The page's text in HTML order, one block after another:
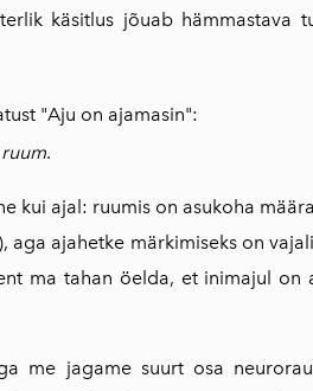
käsitlus jõuab hämmastava
"Aju on ajamasin":
ruum.
kui ajal: ruumis on asu­koha
aga ajahetke märkimiseks on
ma tahan öelda, et inimajul on
me jagame suurt osa